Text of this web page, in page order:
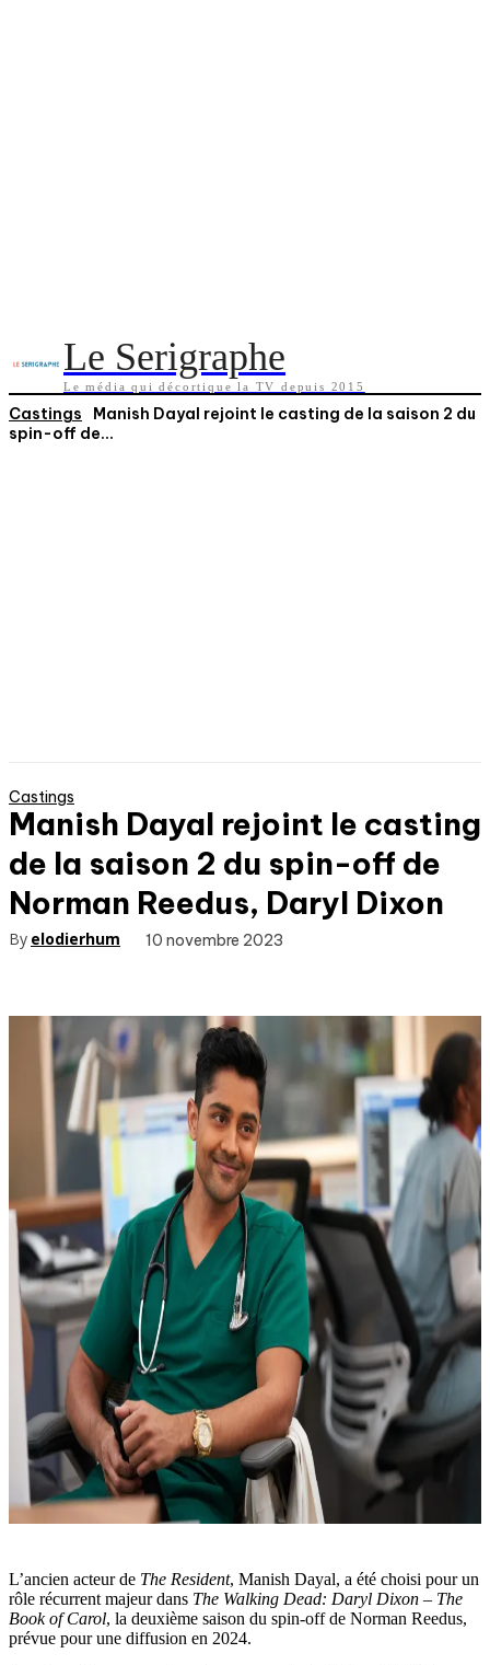
Le Serigraphe
Le média qui décortique la TV depuis 2015
Castings
Manish Dayal rejoint le casting de la saison 2 du
spin-off de...
Castings
Manish Dayal rejoint le casting
de la saison 2 du spin-off de
Norman Reedus, Daryl Dixon
By elodierhum 10 novembre 2023
L’ancien acteur de The Resident, Manish Dayal, a été choisi pour un
rôle récurrent majeur dans The Walking Dead: Daryl Dixon – The
Book of Carol, la deuxième saison du spin-off de Norman Reedus,
prévue pour une diffusion en 2024.